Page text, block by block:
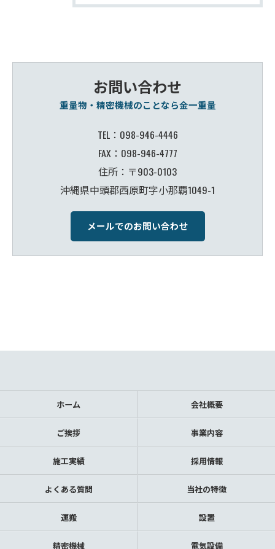
重量物・精密機械のことなら金一重量
お問い合わせ
TEL：098-946-4446
FAX：098-946-4777
住所：〒903-0103
沖縄県中頭郡西原町字小那覇1049-1
メールでのお問い合わせ
ホーム 会社概要
ご挨拶 事業内容
施工実績 採用情報
よくある質問 当社の特徴
運搬 設置
精密機械 電気設備